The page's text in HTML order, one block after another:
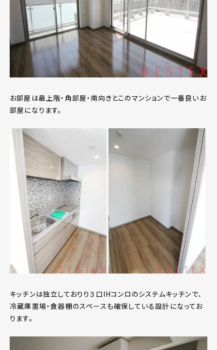
お部屋は最上階・角部屋・南向きとこのマンションで一番良いお
部屋になります。
キッチンは独立しておりり３口IHコンロのシステムキッチンで、
冷蔵庫置場・食器棚のスペースも確保している設計になってお
ります。